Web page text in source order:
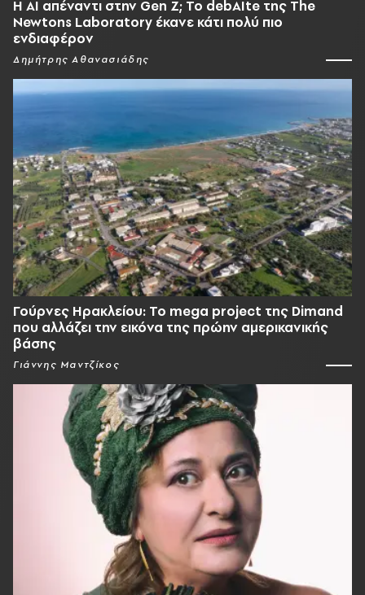
Η AI απέναντι στην Gen Z; Το debAIte της The
Newtons Laboratory έκανε κάτι πολύ πιο
ενδιαφέρον
Δημήτρης Αθανασιάδης
Γούρνες Ηρακλείου: To mega project της Dimand
που αλλάζει την εικόνα της πρώην αμερικανικής
βάσης
Γιάννης Μαντζίκος